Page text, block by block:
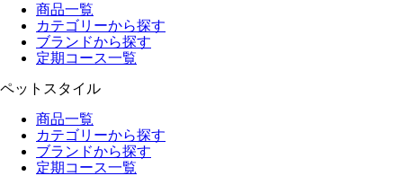
商品一覧
カテゴリーから探す
ブランドから探す
定期コース一覧
ペットスタイル
商品一覧
カテゴリーから探す
ブランドから探す
定期コース一覧